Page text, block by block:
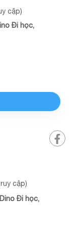
cập)
Đi học,
cập)
Đi học,